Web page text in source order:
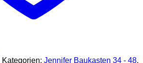
Kategorien: Jennifer Baukasten 34 - 48,